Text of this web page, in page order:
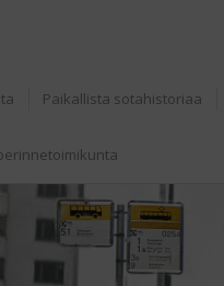
Paikallista sotahistoriaa